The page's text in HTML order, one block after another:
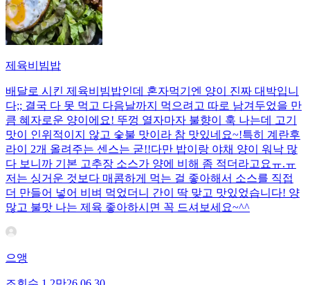
제육비빔밥
배달로 시킨 제육비빔밥인데 혼자먹기엔 양이 진짜 대박입니
다;; 결국 다 못 먹고 다음날까지 먹으려고 따로 남겨두었을 만
큼 혜자로운 양이에요! 뚜껑 열자마자 불향이 훅 나는데 고기
맛이 인위적이지 않고 숯불 맛이라 참 맛있네요~!특히 계란후
라이 2개 올려주는 센스는 굳!! ​다만 밥이랑 야채 양이 워낙 많
다 보니까 기본 고추장 소스가 양에 비해 좀 적더라고요ㅠ.ㅠ
저는 싱거운 것보다 매콤하게 먹는 걸 좋아해서 소스를 직접
더 만들어 넣어 비벼 먹었더니 간이 딱 맞고 맛있었습니다! 양
많고 불맛 나는 제육 좋아하시면 꼭 드셔보세요~^^
으앵